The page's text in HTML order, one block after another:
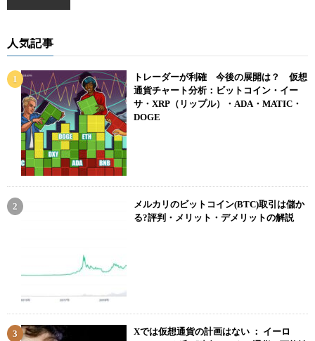
人気記事
トレーダーが利確 今後の展開は？ 仮想
通貨チャート分析：ビットコイン・イー
サ・XRP（リップル）・ADA・MATIC・
DOGE
メルカリのビットコイン(BTC)取引は儲か
る?評判・メリット・デメリットの解説
Xでは仮想通貨の計画はない ： イーロ